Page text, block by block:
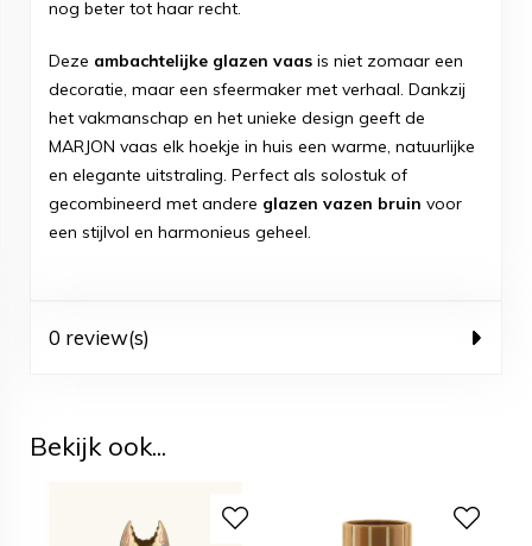
nog beter tot haar recht.
Deze ambachtelijke glazen vaas is niet zomaar een
decoratie, maar een sfeermaker met verhaal. Dankzij
het vakmanschap en het unieke design geeft de
MARJON vaas elk hoekje in huis een warme, natuurlijke
en elegante uitstraling. Perfect als solostuk of
gecombineerd met andere glazen vazen bruin voor
een stijlvol en harmonieus geheel.
0 review(s)
Bekijk ook...